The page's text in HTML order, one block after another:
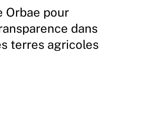
Orbae pour
dans
terres agricoles